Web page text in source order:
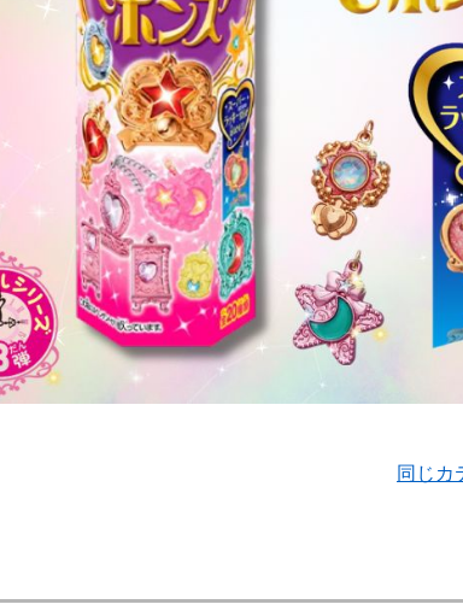
同じカ